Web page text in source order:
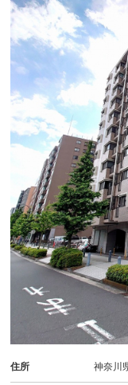
住所 神奈川